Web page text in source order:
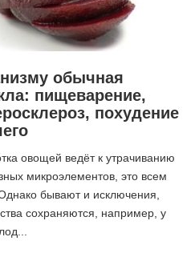
обычная
пищеварение,
похудение
овощей ведёт к утрачиванию
микроэлементов, это всем
бывают и исключения,
сохраняются, например, у